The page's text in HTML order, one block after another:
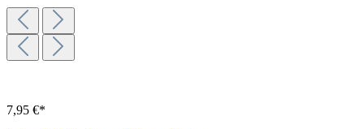
7,95 €*